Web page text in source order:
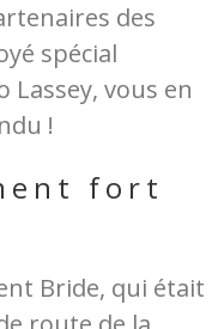
des
spécial
Lassey, vous en
!
fort
Bride, qui était